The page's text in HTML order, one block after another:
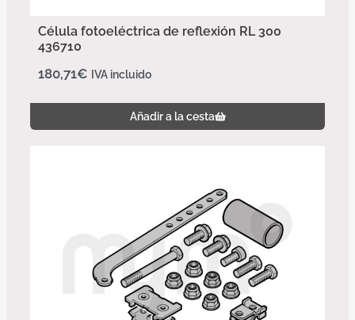
Célula fotoeléctrica de reflexión RL 300
436710
180,71€ IVA incluido
Añadir a la cesta